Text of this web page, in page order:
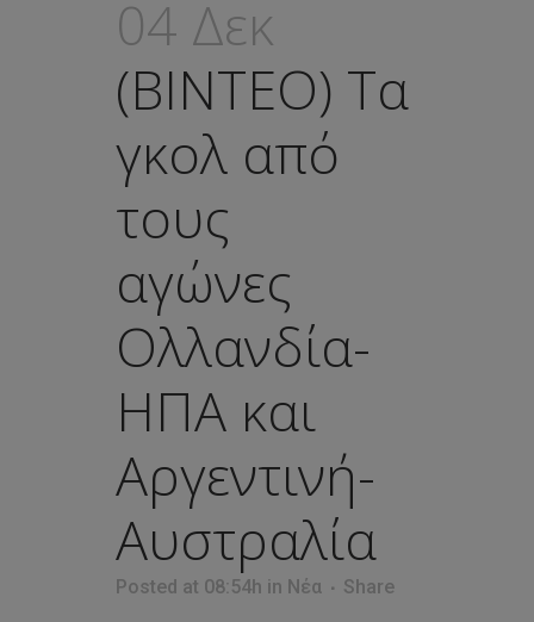
04 Δεκ
(ΒΙΝΤΕΟ) Τα
γκολ από
τους
αγώνες
Ολλανδία-
ΗΠΑ και
Αργεντινή-
Αυστραλία
Posted at 08:54h in Νέα Share